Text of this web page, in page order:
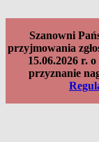
Szanowni
przyjmowania
15.06.2026 r.
przyznanie